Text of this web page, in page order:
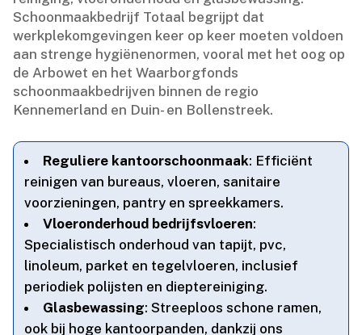
Schoonmaakbedrijf Totaal begrijpt dat
werkplekomgevingen keer op keer moeten voldoen
aan strenge hygiënenormen, vooral met het oog op
de Arbowet en het Waarborgfonds
schoonmaakbedrijven binnen de regio
Kennemerland en Duin- en Bollenstreek.​
Reguliere kantoorschoonmaak: Efficiënt
reinigen van bureaus, vloeren, sanitaire
voorzieningen, pantry en spreekkamers.​
Vloeronderhoud bedrijfsvloeren:
Specialistisch onderhoud van tapijt, pvc,
linoleum, parket en tegelvloeren, inclusief
periodiek polijsten en dieptereiniging.​
Glasbewassing: Streeploos schone ramen,
ook bij hoge kantoorpanden, dankzij ons